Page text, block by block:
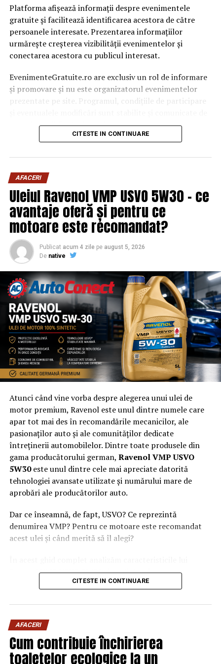
Platforma afișează informații despre evenimentele
gratuite și facilitează identificarea acestora de către
persoanele interesate. Prezentarea informațiilor
urmărește creșterea vizibilității evenimentelor și
conectarea acestora cu publicul interesat.
EvenimenteGratuite.ro are exclusiv un rol de informare
și promovare și nu este organizatorul evenimentelor
prezentate pe site. Programul, condițiile de participare
organizatorii fiecărui eveniment.
înainte de participare.
Organizatorii care doresc să crească vizibilitatea unui
eveniment cu acces gratuit pot solicita o ofertă de
promovare din partea echipei EvenimenteGratuite.ro.
Adresa de contact este salut@evenimentegratuite.ro
CITESTE IN CONTINUARE
AFACERI
Uleiul Ravenol VMP USVO 5W30 – ce
avantaje oferă și pentru ce
motoare este recomandat?
Publicat acum 4 zile pe august 5, 2026
De native
Atunci când vine vorba despre alegerea unui ulei de
motor premium, Ravenol este unul dintre numele care
apar tot mai des în recomandările mecanicilor, ale
pasionaților auto și ale comunităților dedicate
întreținerii automobilelor. Dintre toate produsele din
gama producătorului german, Ravenol VMP USVO
5W30este unul dintre cele mai apreciate datorită
tehnologiei avansate utilizate și numărului mare de
aprobări ale producătorilor auto.
Dar ce înseamnă, de fapt, USVO? Ce reprezintă
denumirea VMP? Pentru ce motoare este recomandat
acest ulei și când merită să îl alegi?
Ravenol VMP USVO 5W30 și explicăm de ce este
considerat unul dintre cele mai performante uleiuri de
Ravenol este un producător german de lubrifianți
fondat în anul 1946 și recunoscut la nivel internațional
pentru dezvoltarea deuleiuri de motor premium
CITESTE IN CONTINUARE
AFACERI
Cum contribuie închirierea
toaletelor ecologice la un